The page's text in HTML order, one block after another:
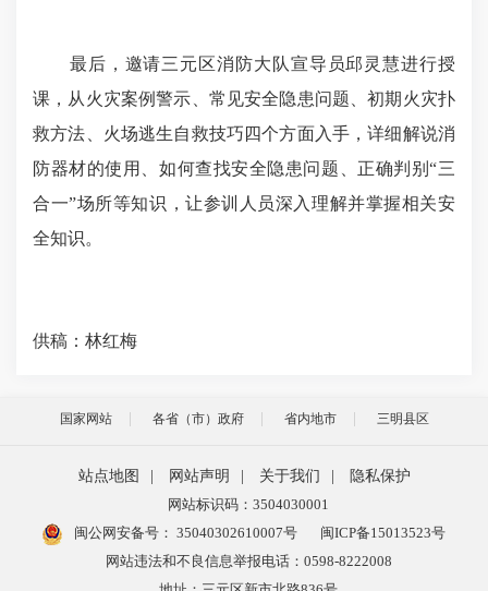
最后，邀请三元区消防大队宣导员邱灵慧进行授
课，从火灾案例警示、常见安全隐患问题、初期火灾扑
救方法、火场逃生自救技巧四个方面入手，详细解说消
防器材的使用、如何查找安全隐患问题、正确判别“三
合一”场所等知识，让参训人员深入理解并掌握相关安
全知识。
供稿：林红梅
国家网站 各省（市）政府 省内地市 三明县区
站点地图 网站声明 关于我们
隐私保护
网站标识码：3504030001
闽公网安备号： 35040302610007号
闽ICP备15013523号
网站违法和不良信息举报电话：0598-8222008